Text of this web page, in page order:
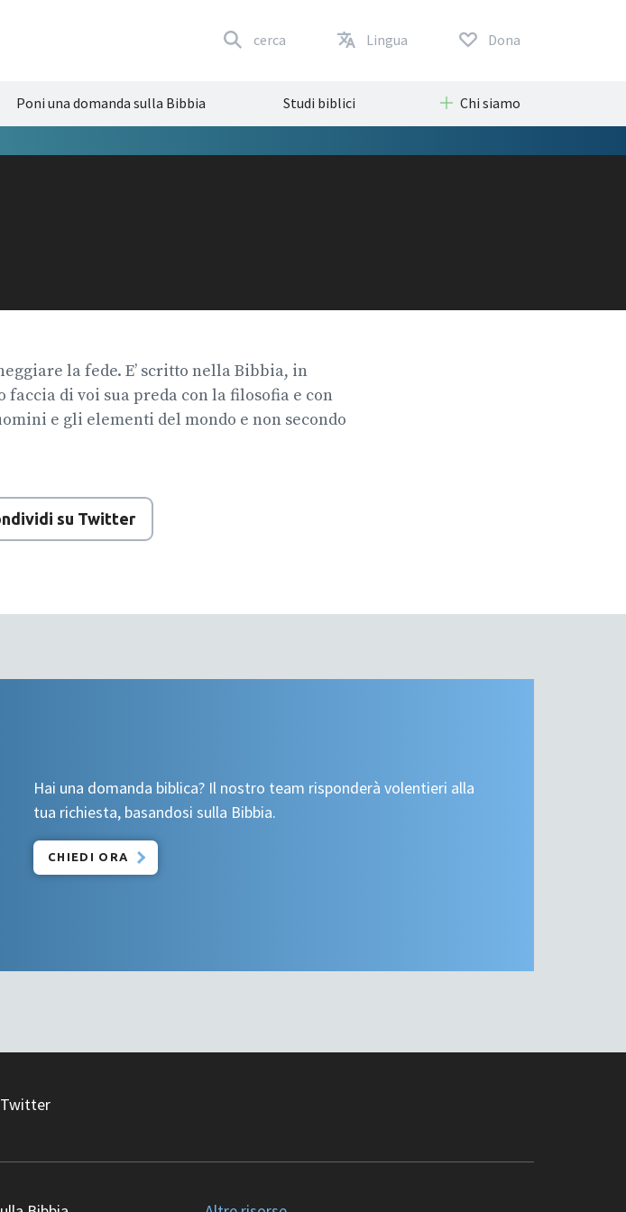
cerca Lingua Dona
Poni una domanda sulla Bibbia Studi biblici Chi siamo
la fede. E’ scritto nella Bibbia, in
faccia di voi sua preda con la filosofia e con
e gli elementi del mondo e non secondo
su Twitter
Hai una domanda biblica? Il nostro team risponderà volentieri alla
tua richiesta, basandosi sulla Bibbia.
CHIEDI ORA
Twitter